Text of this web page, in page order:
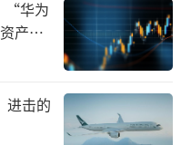
类。相较于传统便
在于性价比更高、
的折扣店。
“华为
产考
进击的